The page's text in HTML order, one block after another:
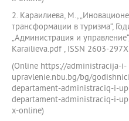
2. Караилиева, М.,
трансформации в туризма“,
„Администрация и
Karailieva.pdf , ISSN 2603-297X
(Online https://administracija-i-
upravlenie.nbu.bg/bg/
departament-administraciq-i-
departament-administraciq-i-
x-online)